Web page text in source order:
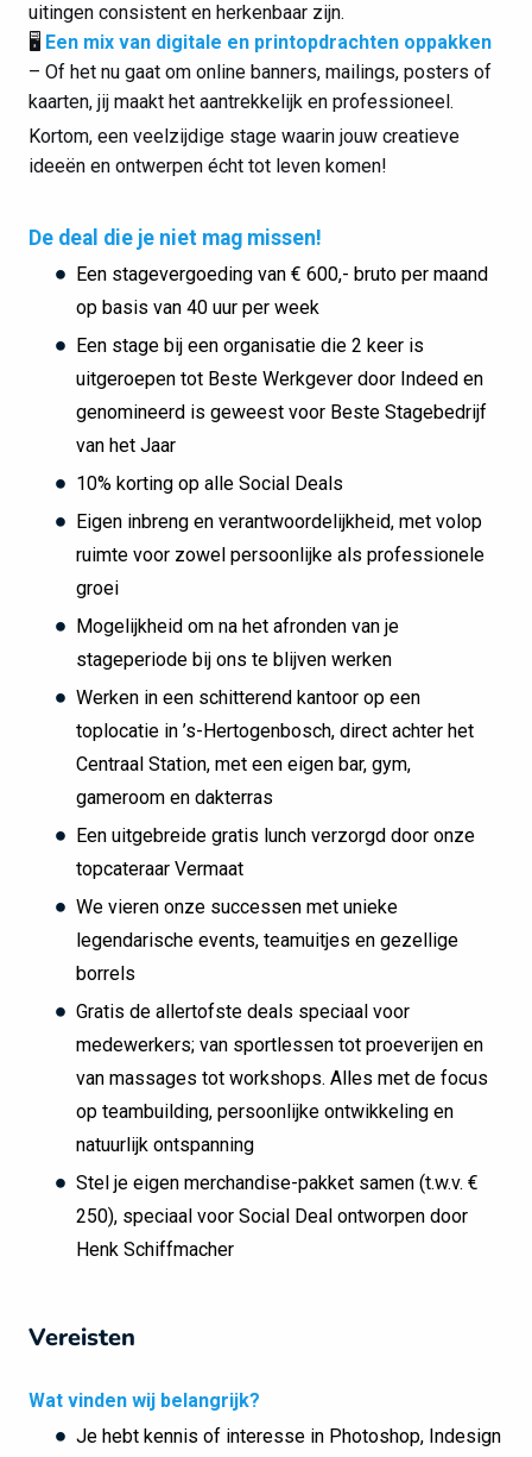
uitingen consistent en herkenbaar zijn.
🖥️ Een mix van digitale en printopdrachten oppakken
– Of het nu gaat om online banners, mailings, posters of
kaarten, jij maakt het aantrekkelijk en professioneel.
Kortom, een veelzijdige stage waarin jouw creatieve
ideeën en ontwerpen écht tot leven komen!
De deal die je niet mag missen!
Een stagevergoeding van € 600,- bruto per maand
op basis van 40 uur per week
Een stage bij een organisatie die 2 keer is
uitgeroepen tot Beste Werkgever door Indeed en
genomineerd is geweest voor Beste Stagebedrijf
van het Jaar
10% korting op alle Social Deals
Eigen inbreng en verantwoordelijkheid, met volop
ruimte voor zowel persoonlijke als professionele
groei
Mogelijkheid om na het afronden van je
stageperiode bij ons te blijven werken
Werken in een schitterend kantoor op een
toplocatie in ’s-Hertogenbosch, direct achter het
Centraal Station, met een eigen bar, gym,
gameroom en dakterras
Een uitgebreide gratis lunch verzorgd door onze
topcateraar Vermaat
We vieren onze successen met unieke
legendarische events, teamuitjes en gezellige
borrels
Gratis de allertofste deals speciaal voor
medewerkers; van sportlessen tot proeverijen en
van massages tot workshops. Alles met de focus
op teambuilding, persoonlijke ontwikkeling en
natuurlijk ontspanning
Stel je eigen merchandise-pakket samen (t.w.v. €
250), speciaal voor Social Deal ontworpen door
Henk Schiffmacher
Vereisten
Wat vinden wij belangrijk?
Je hebt kennis of interesse in Photoshop, Indesign